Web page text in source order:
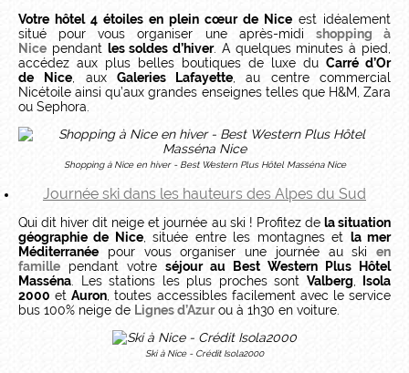
Votre hôtel 4 étoiles en plein cœur de Nice est idéalement
situé pour vous organiser une après-midi shopping à
Nice pendant les soldes d’hiver. A quelques minutes à pied,
accédez aux plus belles boutiques de luxe du Carré d’Or
de
Nice , aux Galeries Lafayette , au centre commercial
Nicétoile ainsi qu’aux grandes enseignes telles que H&M, Zara
ou Sephora.
Shopping à Nice en hiver - Best Western Plus Hôtel Masséna Nice
Journée ski dans les hauteurs des Alpes du Sud
Qui dit hiver dit neige et journée au ski ! Profitez de la situation
géographie de Nice, située entre les montagnes et la mer
Méditerranée pour vous organiser une journée au ski en
famille pendant votre séjour au Best Western Plus Hôtel
Masséna . Les stations les plus proches sont Valberg
Isola
2000 etAuron , toutes accessibles facilement avec le service
bus 100% neige de Lignes d’Azurou à 1h30 en voiture.
Ski à Nice - Crédit Isola2000